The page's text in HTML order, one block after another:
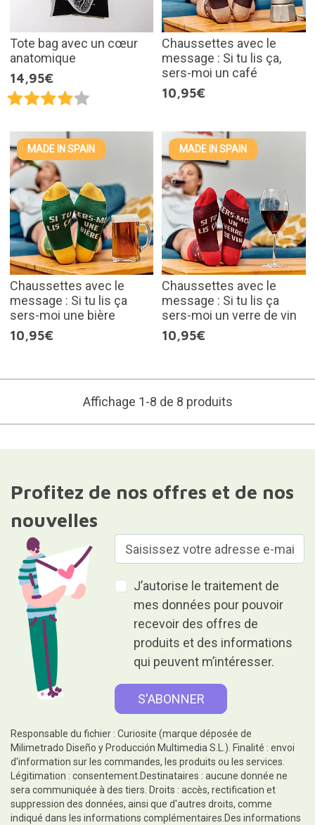
Tote bag avec un cœur
anatomique
14,95€
Chaussettes avec le
message : Si tu lis ça,
sers-moi un café
10,95€
MADE IN SPAIN
Chaussettes avec le
message : Si tu lis ça
sers-moi une bière
10,95€
MADE IN SPAIN
Chaussettes avec le
message : Si tu lis ça
sers-moi un verre de vin
10,95€
Affichage 1-8 de 8 produits
Profitez de nos offres et de nos
nouvelles
J’autorise le traitement de
mes données pour pouvoir
recevoir des offres de
produits et des informations
qui peuvent m’intéresser.
Responsable du fichier : Curiosite (marque déposée de
Milimetrado Diseño y Producción Multimedia S.L.). Finalité : envoi
d'information sur les commandes, les produits ou les services.
Légitimation : consentement.Destinataires : aucune donnée ne
sera communiquée à des tiers. Droits : accès, rectification et
suppression des données, ainsi que d'autres droits, comme
indiqué dans les informations complémentaires.Des informations